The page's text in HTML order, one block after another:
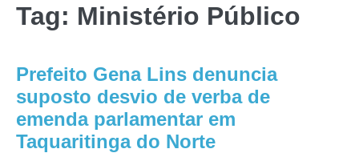
Tag: Ministério Público
Prefeito Gena Lins denuncia
suposto desvio de verba de
emenda parlamentar em
Taquaritinga do Norte